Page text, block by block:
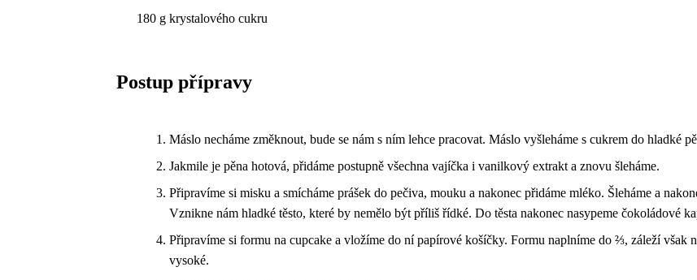
180 g krystalového cukru
Postup přípravy
Máslo necháme změknout, bude se nám s ním lehce pracovat. Máslo vyšleháme s cukrem do hladké
Jakmile je pěna hotová, přidáme postupně všechna vajíčka i vanilkový extrakt a znovu šleháme.
Připravíme si misku a smícháme prášek do pečiva, mouku a nakonec přidáme mléko. Šleháme a
Vznikne nám hladké těsto, které by nemělo být příliš řídké. Do těsta nakonec nasypeme čokoládové
Připravíme si formu na cupcake a vložíme do ní papírové košíčky. Formu naplníme do ⅔, záleží však
vysoké.